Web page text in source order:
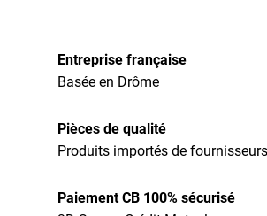
Entreprise française
Basée en Drôme
Pièces de qualité
Produits importés de
Paiement CB 100% sécurisé